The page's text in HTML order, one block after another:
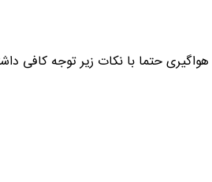
حتما با نکات زیر توجه کافی